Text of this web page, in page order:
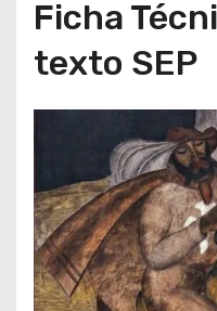
Ficha
texto SEP